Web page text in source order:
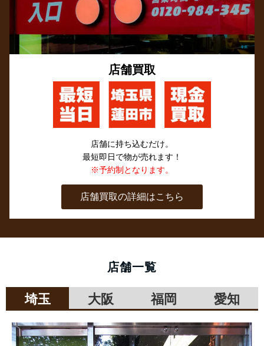
店舗買取
店舗に持ち込むだけ。
最短即日で物が売れます！
※予約制となります。
店舗買取の詳細はこちら
店舗一覧
埼玉 大阪 福岡 愛知